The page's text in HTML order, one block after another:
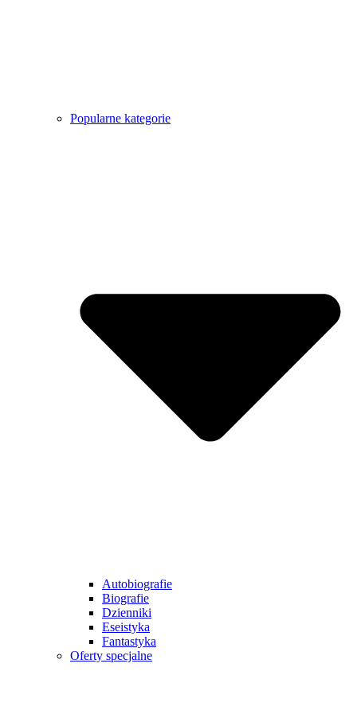
Popularne kategorie
Autobiografie
Biografie
Dzienniki
Eseistyka
Fantastyka
Oferty specjalne